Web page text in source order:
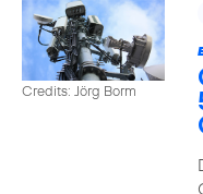
Credits: Jörg Borm